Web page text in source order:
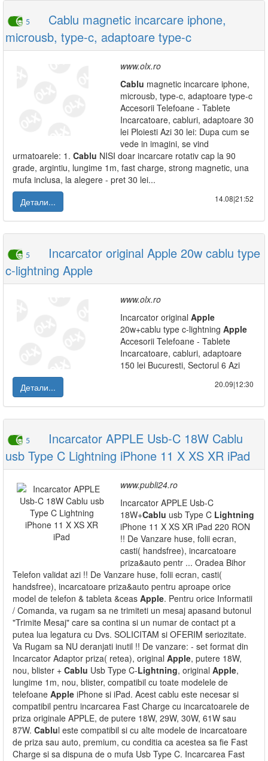
5
Cablu magnetic incarcare iphone,
microusb, type-c, adaptoare type-c
www.olx.ro
Cablu magnetic incarcare iphone,
microusb, type-c, adaptoare type-c
Accesorii Telefoane - Tablete
Incarcatoare, cabluri, adaptoare 30
lei Ploiesti Azi 30 lei: Dupa cum se
vede in imagini, se vind
urmatoarele: 1. Cablu NISI doar incarcare rotativ cap la 90
grade, argintiu, lungime 1m, fast charge, strong magnetic, una
mufa inclusa, la alegere - pret 30 lei...
Детали...
14.08|21:52
5
Incarcator original Apple 20w cablu type
c-lightning Apple
www.olx.ro
Incarcator original Apple
20w+cablu type c-lightning Apple
Accesorii Telefoane - Tablete
Incarcatoare, cabluri, adaptoare
150 lei Bucuresti, Sectorul 6 Azi
Детали...
20.09|12:30
5
Incarcator APPLE Usb-C 18W Cablu
usb Type C Lightning iPhone 11 X XS XR iPad
www.publi24.ro
Incarcator APPLE Usb-C
18W+Cablu usb Type C Lightning
iPhone 11 X XS XR iPad 220 RON
!! De Vanzare huse, folii ecran,
casti( handsfree), incarcatoare
priza&auto pentr ... Oradea Bihor
Telefon validat azi !! De Vanzare huse, folii ecran, casti(
handsfree), incarcatoare priza&auto pentru aproape orice
model de telefon & tableta &ceas Apple. Pentru orice Informatii
/ Comanda, va rugam sa ne trimiteti un mesaj apasand butonul
"Trimite Mesaj" care sa contina si un numar de contact pt a
putea lua legatura cu Dvs. SOLICITAM si OFERIM seriozitate.
Va Rugam sa NU deranjati inutil !! De vanzare: - set format din
Incarcator Adaptor priza( retea), original Apple, putere 18W,
nou, blister + Cablu Usb Type C-Lightning, original Apple,
lungime 1m, nou, blister, compatibil cu toate modelele de
telefoane Apple iPhone si iPad. Acest cablu este necesar si
compatibil pentru incarcarea Fast Charge cu incarcatoarele de
priza originale APPLE, de putere 18W, 29W, 30W, 61W sau
87W. Cablul este compatibil si cu alte modele de incarcatoare
de priza sau auto, premium, cu conditia ca acestea sa fie Fast
Charge si sa dispuna de o mufa Usb Type C. Incarcarea Fast